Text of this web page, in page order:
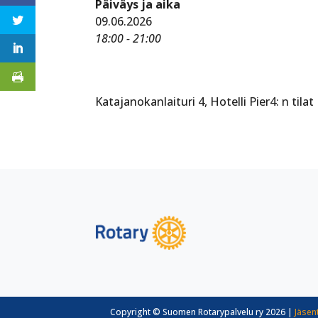
Päiväys ja aika
09.06.2026
18:00 - 21:00
Katajanokanlaituri 4, Hotelli Pier4: n tilat
Copyright © Suomen Rotarypalvelu ry 2026 |